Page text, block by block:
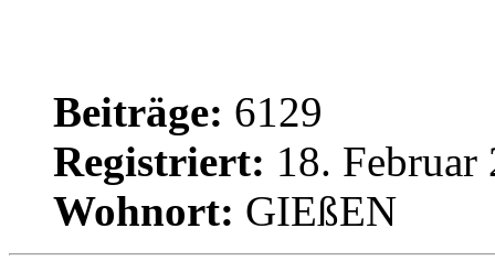
Beiträge: 6129
Registriert: 18. Februar
Wohnort: GIEßEN